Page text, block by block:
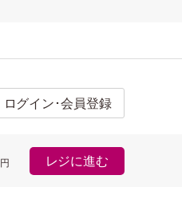
ログイン･会員登録
円 レジに進む